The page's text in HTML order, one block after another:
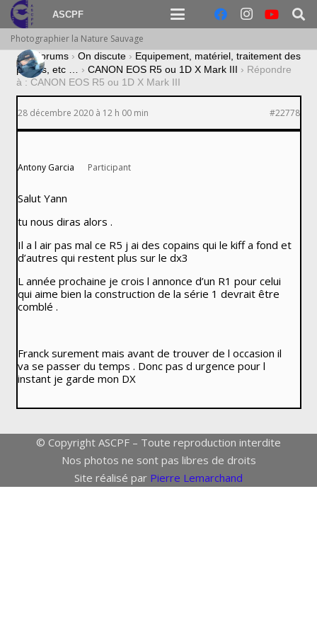
ASCPF
Photographier la Nature Sauvage
› Forums › On discute › Equipement, matériel, traitement des
photos, etc … › CANON EOS R5 ou 1D X Mark III › Répondre
à : CANON EOS R5 ou 1D X Mark III
28 décembre 2020 à 12 h 00 min #22778
Antony Garcia Participant
Salut Yann
tu nous diras alors .
Il a l air pas mal ce R5 j ai des copains qui le kiff a fond et
d’autres qui restent plus sur le dx3
L année prochaine je crois l annonce d’un R1 pour celui
qui aime bien la construction de la série 1 devrait être
comblé .
Franck surement mais avant de trouver de l occasion il
va se passer du temps . Donc pas d urgence pour l
instant je garde mon DX
© Copyright ASCPF – Toute reproduction interdite
Nos photos ne sont pas libres de droits
Site réalisé par Pierre Lemarchand